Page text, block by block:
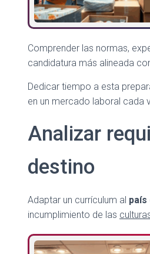
Comprender las normas,
candidatura más alineada
Dedicar tiempo a esta
en un mercado laboral cada
Analizar
destino
Adaptar un currículum al país
incumplimiento de las